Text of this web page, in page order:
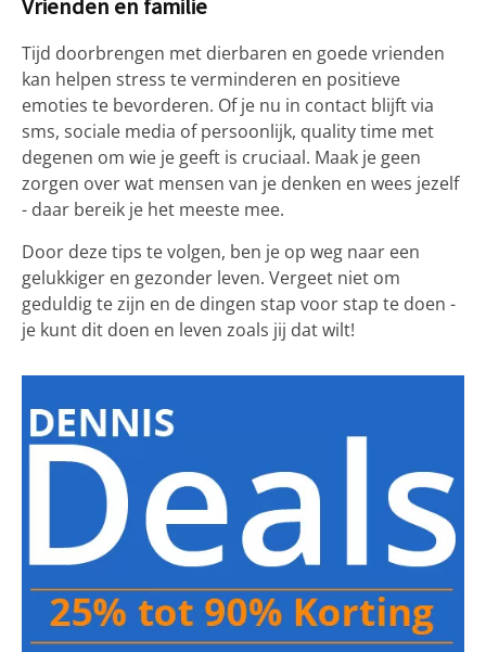
Vrienden en familie
Tijd doorbrengen met dierbaren en goede vrienden
kan helpen stress te verminderen en positieve
emoties te bevorderen. Of je nu in contact blijft via
sms, sociale media of persoonlijk, quality time met
degenen om wie je geeft is cruciaal. Maak je geen
zorgen over wat mensen van je denken en wees jezelf
- daar bereik je het meeste mee.
Door deze tips te volgen, ben je op weg naar een
gelukkiger en gezonder leven. Vergeet niet om
geduldig te zijn en de dingen stap voor stap te doen -
je kunt dit doen en leven zoals jij dat wilt!